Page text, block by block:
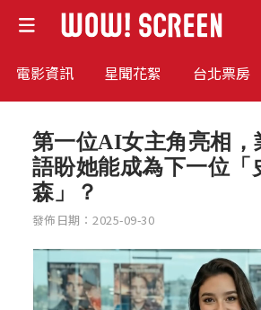
電影資訊 星聞花絮 台北票房
第一位AI女主角亮相，
語盼她能成為下一位「
森」？
發佈日期：2025-09-30